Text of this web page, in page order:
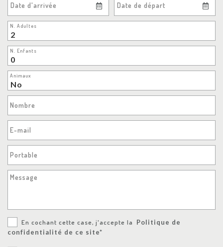
Date d'arrivée Date de départ
N. Adultes
N. Enfants
Animaux
Nombre
E-mail
Portable
Message
En cochant cette case, j'accepte la
Politique de
confidentialité de ce site*